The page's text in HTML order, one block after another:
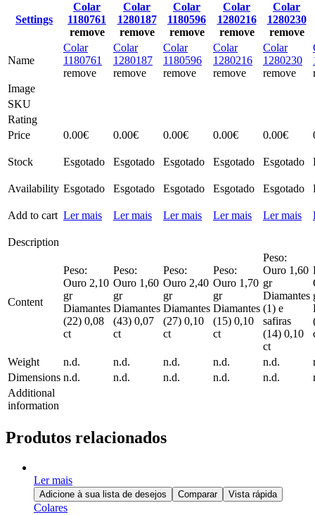
Settings
Colar
1180761
remove
Colar
1280187
remove
Colar
1180596
remove
Colar
1280216
remove
Colar
1280230
remove
Name
Colar
1180761
remove
Colar
1280187
remove
Colar
1180596
remove
Colar
1280216
remove
Colar
1280230
remove
Image
SKU
Rating
Price
0.00€ 0.00€ 0.00€ 0.00€ 0.00€
Stock Esgotado Esgotado Esgotado Esgotado Esgotado
Availability Esgotado Esgotado Esgotado Esgotado Esgotado
Add to cart Ler mais Ler mais Ler mais Ler mais Ler mais
Description
Content
Peso:
Ouro 2,10
gr
Diamantes
(22) 0,08
ct
Peso:
Ouro 1,60
gr
Diamantes
(43) 0,07
ct
Peso:
Ouro 2,40
gr
Diamantes
(27) 0,10
ct
Peso:
Ouro 1,70
gr
Diamantes
(15) 0,10
ct
Peso:
Ouro 1,60
gr
Diamantes
(1) e
safiras
(14) 0,10
ct
Weight n.d. n.d. n.d. n.d. n.d.
Dimensions n.d. n.d. n.d. n.d. n.d.
Additional
information
Produtos relacionados
Ler mais
Adicione à sua lista de desejos Comparar Vista rápida
Colares